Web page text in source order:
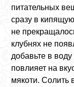
питательных
сразу в
не
клубнях не
добавьте в воду
повлияет на
мякоти. Солить